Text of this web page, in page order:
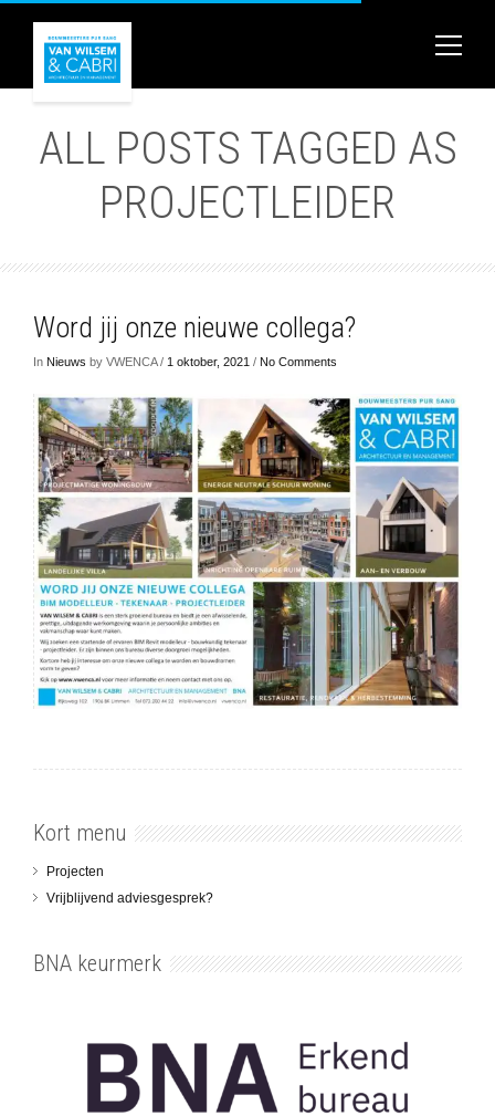
ALL POSTS TAGGED AS
PROJECTLEIDER
Word jij onze nieuwe collega?
In Nieuws by VWENCA / 1 oktober, 2021 / No Comments
Kort menu
Projecten
Vrijblijvend adviesgesprek?
BNA keurmerk